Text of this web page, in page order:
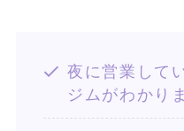
夜に営業して
ジムがわかり